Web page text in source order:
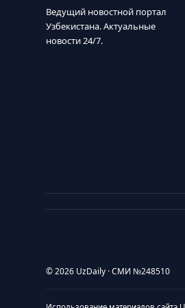
Ведущий новостной портал
Узбекистана. Актуальные
новости 24/7.
© 2026 UzDaily · СМИ №248510